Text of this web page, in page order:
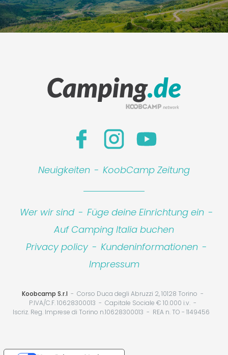
Neuigkeiten - KoobCamp Zeitung
Wer wir sind - Füge deine Einrichtung ein -
Auf Camping Italia buchen
Privacy policy - Kundeninformationen -
Impressum
Koobcamp S.r.l
Corso Duca degli Abruzzi 2, 10128 Torino
P.IVA/C.F. 10628300013
Capitale Sociale € 10.000 i.v.
Iscriz. Reg. Imprese di Torino n.10628300013
REA n. TO - 1149456